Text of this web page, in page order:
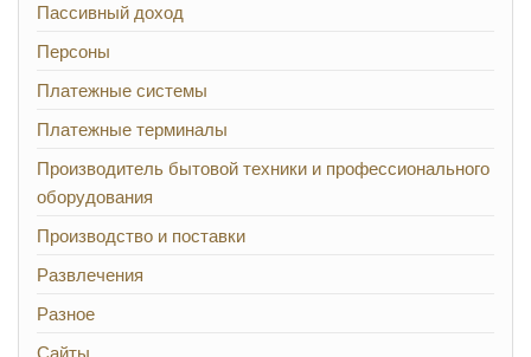
Пассивный доход
Персоны
Платежные системы
Платежные терминалы
Производитель бытовой техники и профессионального
оборудования
Производство и поставки
Развлечения
Разное
Сайты